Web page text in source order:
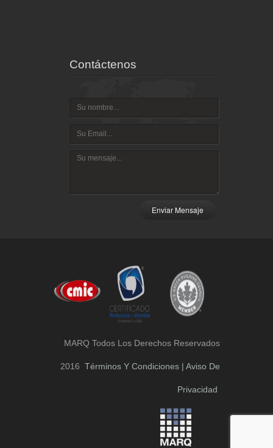
Contáctenos
Enviar Mensaje
MARQ Todos Los Derechos Reservados
2016 Términos Y Condiciones | Aviso De
Privacidad